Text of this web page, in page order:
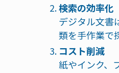
検索の効率化
デジタル文書
類を手作業で
コスト削減
紙やインク、